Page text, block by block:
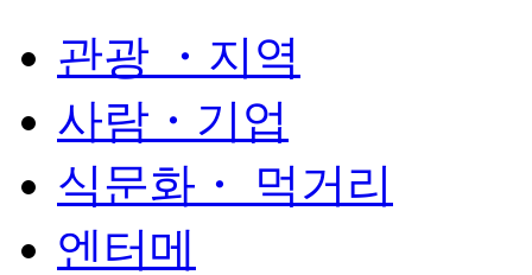
관광 ・지역
사람・기업
식문화・ 먹거리
엔터메